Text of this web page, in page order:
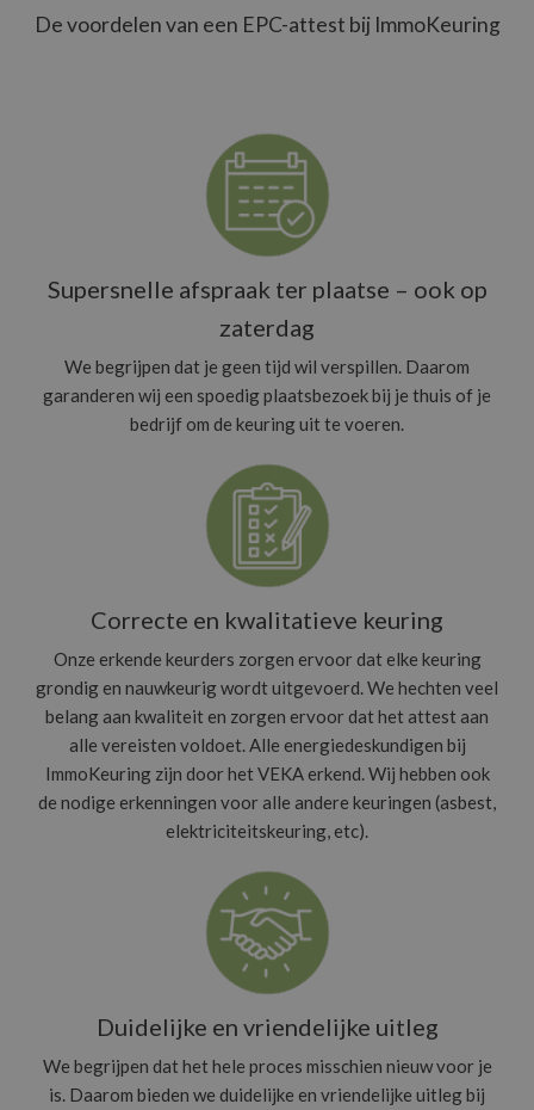
De voordelen van een EPC-attest bij ImmoKeuring
Supersnelle afspraak ter plaatse – ook op
zaterdag
We begrijpen dat je geen tijd wil verspillen. Daarom
garanderen wij een spoedig plaatsbezoek bij je thuis of je
bedrijf om de keuring uit te voeren.
Correcte en kwalitatieve keuring
Onze erkende keurders zorgen ervoor dat elke keuring
grondig en nauwkeurig wordt uitgevoerd. We hechten veel
belang aan kwaliteit en zorgen ervoor dat het attest aan
alle vereisten voldoet. Alle energiedeskundigen bij
ImmoKeuring zijn door het VEKA erkend. Wij hebben ook
de nodige erkenningen voor alle andere keuringen (asbest,
elektriciteitskeuring, etc).
Duidelijke en vriendelijke uitleg
We begrijpen dat het hele proces misschien nieuw voor je
is. Daarom bieden we duidelijke en vriendelijke uitleg bij